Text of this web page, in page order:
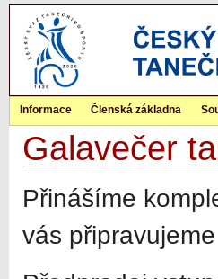
Informace Členská základna
Galavečer
Přinášíme
vás